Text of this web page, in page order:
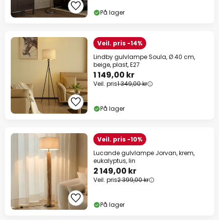
På lager
Veil. pris -14%
Lindby gulvlampe Soula, Ø 40 cm,
beige, plast, E27
1 149,00 kr
Veil. pris1 349,00 kr
På lager
Veil. pris -10%
Lucande gulvlampe Jorvan, krem,
eukalyptus, lin
2 149,00 kr
Veil. pris2 399,00 kr
På lager